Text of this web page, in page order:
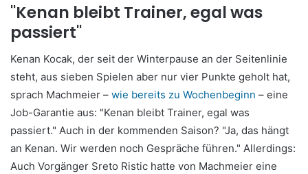
"Kenan bleibt Trainer, egal was
passiert"
Kenan Kocak, der seit der Winterpause an der Seitenlinie
steht, aus sieben Spielen aber nur vier Punkte geholt hat,
sprach Machmeier – wie bereits zu Wochenbeginn – eine
Job-Garantie aus: "Kenan bleibt Trainer, egal was
passiert." Auch in der kommenden Saison? "Ja, das hängt
an Kenan. Wir werden noch Gespräche führen." Allerdings:
Auch Vorgänger Sreto Ristic hatte von Machmeier eine